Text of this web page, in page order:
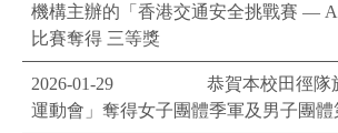
機構主辦的「香港交通安全挑戰賽 —
比賽奪得 三等獎
2026-01-29
恭賀本校田徑隊
運動會」奪得女子團體季軍及男子團體